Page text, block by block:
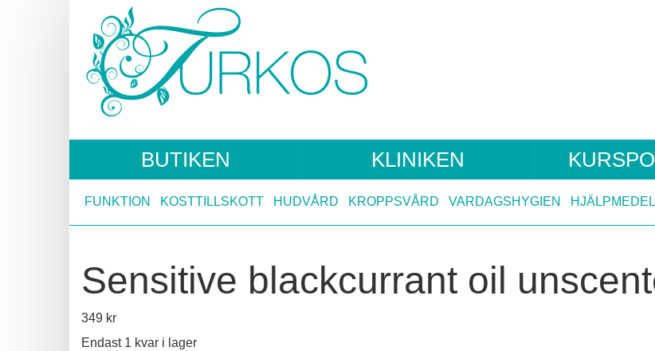
BUTIKEN KLINIKEN
FUNKTION KOSTTILLSKOTT HUDVÅRD KROPPSVÅRD VARDAGSHYGIEN HJÄLPMEDEL
Sensitive blackcurrant oil
349 kr
Endast 1 kvar i lager